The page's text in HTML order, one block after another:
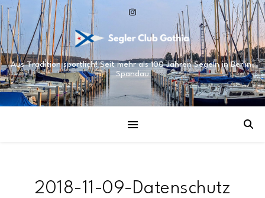
Aus Tradition sportlich! Seit mehr als 100 Jahren Segeln in Berlin-
Spandau
2018-11-09-Datenschutz